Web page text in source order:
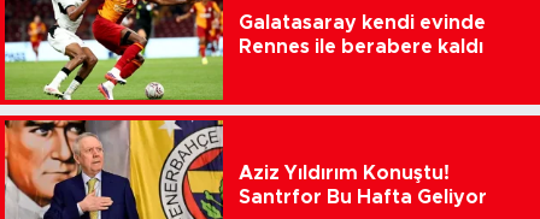
Galatasaray kendi evinde
Rennes ile berabere kaldı
Aziz Yıldırım Konuştu!
Santrfor Bu Hafta Geliyor